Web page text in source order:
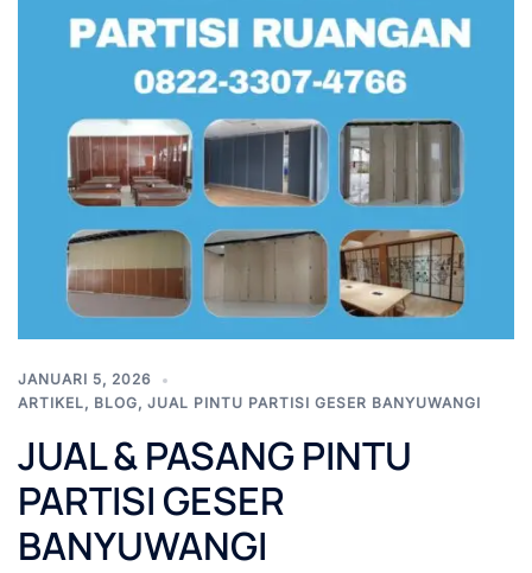
JANUARI 5, 2026
ARTIKEL, BLOG, JUAL PINTU PARTISI GESER BANYUWANGI
JUAL & PASANG PINTU
PARTISI GESER
BANYUWANGI